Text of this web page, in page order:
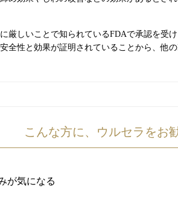
厳しいことで知られているFDAで承認を受
全性と効果が証明されていることから、他
こんな方に、ウルセラをお
が気になる